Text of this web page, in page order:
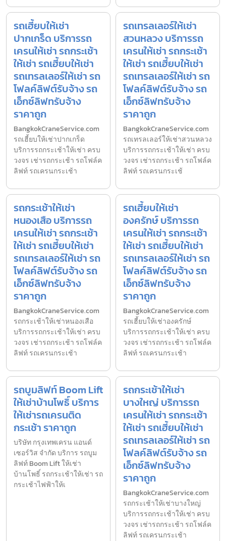
รถเฮี้ยบให้เช่า
ปากเกร็ด บริการรถ
เครนให้เช่า รถกระเช้า
ให้เช่า รถเฮี้ยบให้เช่า
รถเทรลเลอร์ให้เช่า รถ
โฟลค์ลิฟต์รับจ้าง รถ
เอ็กซ์ลิฟทรับจ้าง
ราคาถูก
BangkokCraneService.com
รถเฮี้ยบให้เช่าปากเกร็ด
บริการรถกระเช้าให้เช่า ครบ
วงจร เช่ารถกระเช้า รถโฟล์ค
ลิฟท์ รถเครนกระเช้า
รถเทรลเลอร์ให้เช่า
สวนหลวง บริการรถ
เครนให้เช่า รถกระเช้า
ให้เช่า รถเฮี้ยบให้เช่า
รถเทรลเลอร์ให้เช่า รถ
โฟลค์ลิฟต์รับจ้าง รถ
เอ็กซ์ลิฟทรับจ้าง
ราคาถูก
BangkokCraneService.com
รถเทรลเลอร์ให้เช่าสวนหลวง
บริการรถกระเช้าให้เช่า ครบ
วงจร เช่ารถกระเช้า รถโฟล์ค
ลิฟท์ รถเครนกระเช้
รถกระเช้าให้เช่า
หนองเสือ บริการรถ
เครนให้เช่า รถกระเช้า
ให้เช่า รถเฮี้ยบให้เช่า
รถเทรลเลอร์ให้เช่า รถ
โฟลค์ลิฟต์รับจ้าง รถ
เอ็กซ์ลิฟทรับจ้าง
ราคาถูก
BangkokCraneService.com
รถกระเช้าให้เช่าหนองเสือ
บริการรถกระเช้าให้เช่า ครบ
วงจร เช่ารถกระเช้า รถโฟล์ค
ลิฟท์ รถเครนกระเช้า
รถเฮี้ยบให้เช่า
องครักษ์ บริการรถ
เครนให้เช่า รถกระเช้า
ให้เช่า รถเฮี้ยบให้เช่า
รถเทรลเลอร์ให้เช่า รถ
โฟลค์ลิฟต์รับจ้าง รถ
เอ็กซ์ลิฟทรับจ้าง
ราคาถูก
BangkokCraneService.com
รถเฮี้ยบให้เช่าองครักษ์
บริการรถกระเช้าให้เช่า ครบ
วงจร เช่ารถกระเช้า รถโฟล์ค
ลิฟท์ รถเครนกระเช้า
รถบูมลิฟท์ Boom Lift
ให้เช่าบ้านโพธิ์ บริการ
ให้เช่ารถเครนติด
กระเช้า ราคาถูก
บริษัท กรุงเทพเครน แอนด์
เซอร์วิส จำกัด บริการ รถบูม
ลิฟท์ Boom Lift ให้เช่า
บ้านโพธิ์ รถกระเช้าให้เช่า รถ
กระเช้าไฟฟ้าให้เ
รถกระเช้าให้เช่า
บางใหญ่ บริการรถ
เครนให้เช่า รถกระเช้า
ให้เช่า รถเฮี้ยบให้เช่า
รถเทรลเลอร์ให้เช่า รถ
โฟลค์ลิฟต์รับจ้าง รถ
เอ็กซ์ลิฟทรับจ้าง
ราคาถูก
BangkokCraneService.com
รถกระเช้าให้เช่าบางใหญ่
บริการรถกระเช้าให้เช่า ครบ
วงจร เช่ารถกระเช้า รถโฟล์ค
ลิฟท์ รถเครนกระเช้า